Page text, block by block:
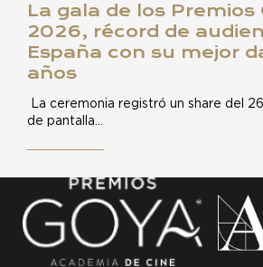
La gala de los Premios
2026, récord de
España con su mejor
años
La ceremonia registró un share del
de pantalla…